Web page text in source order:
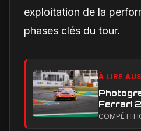
exploitation de la
phases clés du tour.
À LIRE
Ferrari
action :